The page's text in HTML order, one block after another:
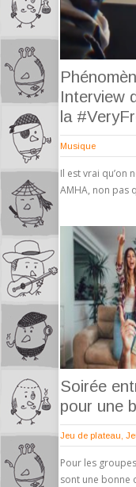
Interview
la
Musique
Il est vrai qu’on
AMHA, non pas
Soirée
pour une
Jeu de plateau
Pour les
sont une bonne